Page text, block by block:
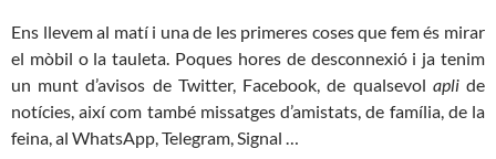
Ens llevem al matí i una de les primeres coses que fem és mirar
el mòbil o la tauleta. Poques hores de desconnexió i ja tenim
un munt d’avisos de Twitter, Facebook, de qualsevol aplide
notícies, així com també missatges d’amistats, de família, de la
feina, al WhatsApp, Telegram, Signal …